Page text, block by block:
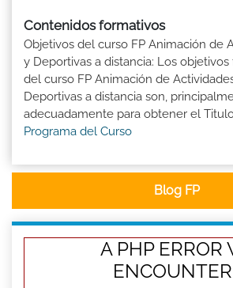
Contenidos formativos
Objetivos del curso FP Animación de
y Deportivas a distancia: Los
del curso FP Animación de
Deportivas a distancia son,
adecuadamente para obtener el Titulo
Programa del Curso
Blog FP
A PHP ERROR